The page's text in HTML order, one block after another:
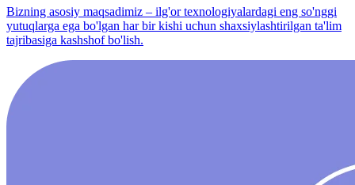
Bizning asosiy maqsadimiz – ilg'or texnologiyalardagi eng so'nggi
yutuqlarga ega bo'lgan har bir kishi uchun shaxsiylashtirilgan ta'lim
tajribasiga kashshof bo'lish.